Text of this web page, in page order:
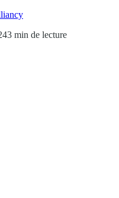
3 min de lecture